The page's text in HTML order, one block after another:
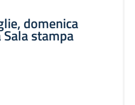
domenica
stampa